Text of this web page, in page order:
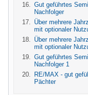
Gut geführtes
Nachfolger
Über mehrere
mit optionaler
Über mehrere
mit optionaler
Gut geführtes
Nachfolger 1
RE/MAX - gut
Pächter